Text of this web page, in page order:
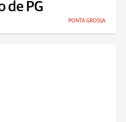
de PG
PONTA GROSSA